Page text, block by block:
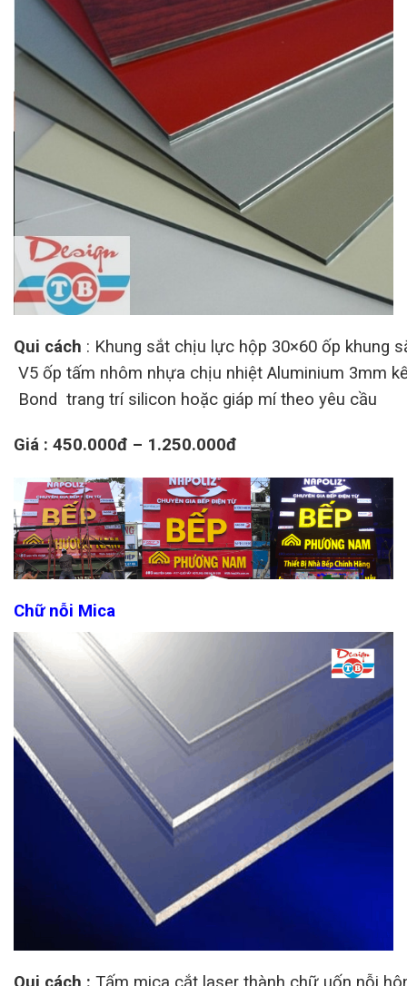
Qui cách : Khung sắt chịu lực hộp 30×60 ốp khung
V5 ốp tấm nhôm nhựa chịu nhiệt Aluminium 3mm
Bond trang trí silicon hoặc giáp mí theo yêu cầu
Giá : 450.000đ – 1.250.000đ
Chữ nỗi Mica
Qui cách : Tấm mica cắt laser thành chữ uốn nỗi